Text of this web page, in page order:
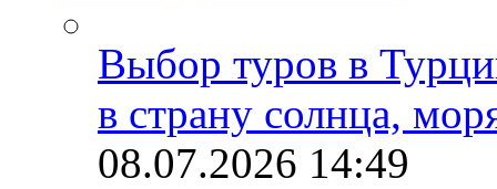
Выбор туров в
в страну солнца,
08.07.2026 14:49